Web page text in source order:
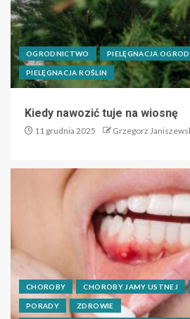
OGRODNICTWO PIELĘGNACJA
PIELĘGNACJA ROŚLIN
Kiedy nawozić tuje na wiosnę
11 grudnia 2025 Grzegorz
CHOROBY CHOROBY JAMY USTNEJ
PORADY ZDROWIE